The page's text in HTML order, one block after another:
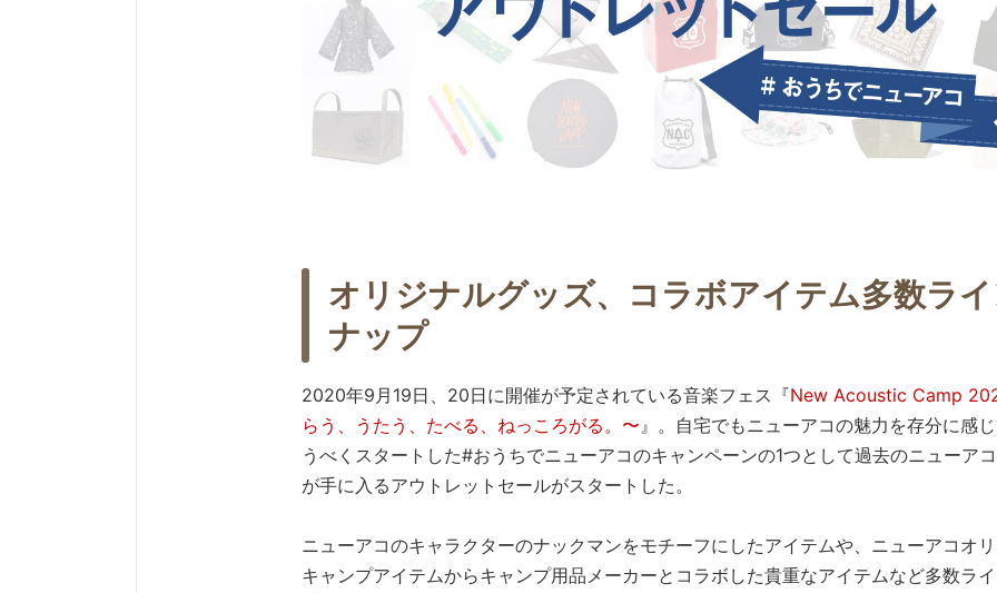
オリジナルグッズ、コラボアイテム多数ラ
ナップ
2020年9月19日、20日に開催が予定されている音楽フェス『New Acoustic Camp
らう、うたう、たべる、ねっころがる。〜』。自宅でもニューアコの魅力を存分に感
うべくスタートした#おうちでニューアコのキャンペーンの1つとして過去のニューア
が手に入るアウトレットセールがスタートした。
ニューアコのキャラクターのナックマンをモチーフにしたアイテムや、ニューアコオ
キャンプアイテムからキャンプ用品メーカーとコラボした貴重なアイテムなど多数ラ